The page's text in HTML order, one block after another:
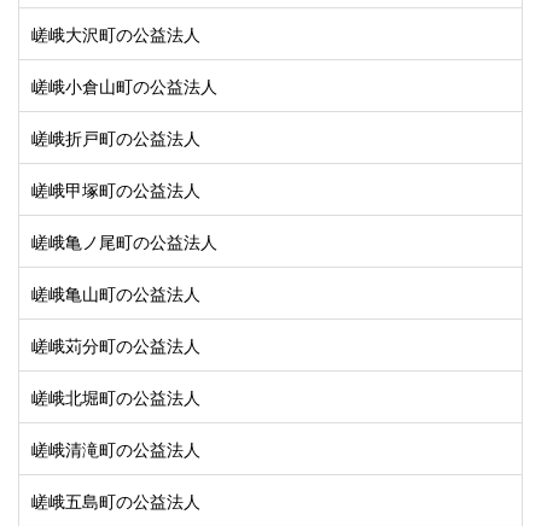
嵯峨大沢町の公益法人
嵯峨小倉山町の公益法人
嵯峨折戸町の公益法人
嵯峨甲塚町の公益法人
嵯峨亀ノ尾町の公益法人
嵯峨亀山町の公益法人
嵯峨苅分町の公益法人
嵯峨北堀町の公益法人
嵯峨清滝町の公益法人
嵯峨五島町の公益法人